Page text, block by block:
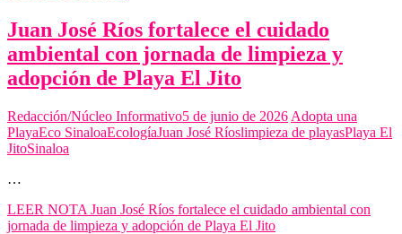
Juan José Ríos fortalece el cuidado
ambiental con jornada de limpieza y
adopción de Playa El Jito
Redacción/Núcleo Informativo5 de junio de 2026 Adopta una
PlayaEco SinaloaEcologíaJuan José Ríoslimpieza de playasPlaya El
JitoSinaloa
…
LEER NOTA Juan José Ríos fortalece el cuidado ambiental con
jornada de limpieza y adopción de Playa El Jito